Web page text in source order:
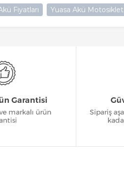
Fiyatları Yuasa Akü Motosiklet